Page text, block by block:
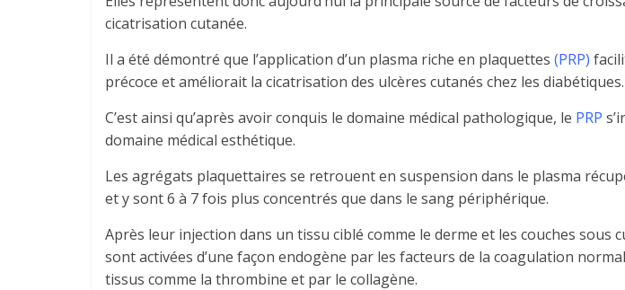
cicatrisation cutanée.
Il a été démontré que l’application d’un plasma riche en plaquettes (PRP)
précoce et améliorait la cicatrisation des ulcères cutanés chez les diabétiques.
C’est ainsi qu’après avoir conquis le domaine médical pathologique, le PRP
domaine médical esthétique.
Les agrégats plaquettaires se retrouent en suspension dans le plasma
et y sont 6 à 7 fois plus concentrés que dans le sang périphérique.
Après leur injection dans un tissu ciblé comme le derme et les couches sous
sont activées d’une façon endogène par les facteurs de la coagulation
tissus comme la thrombine et par le collagène.